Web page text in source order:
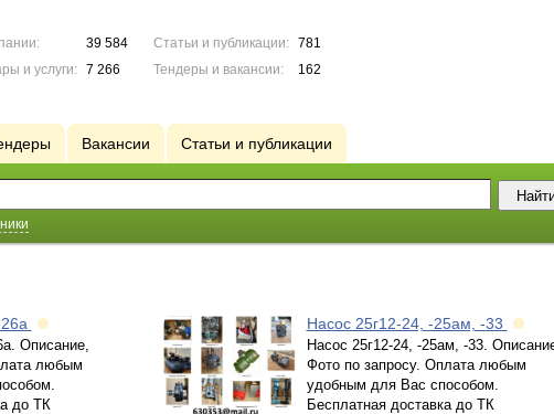
39 584
и услуги:
7 266
Статьи и публикации:
781
Тендеры и вакансии:
162
Вакансии Статьи и публикации
Описание,
любым
до ТК
Насос 25г12-24, -25ам, -33
Насос 25г12-24, -25ам, -33.
Фото по запросу. Оплата любым
удобным для Вас способом.
Бесплатная доставка до ТК